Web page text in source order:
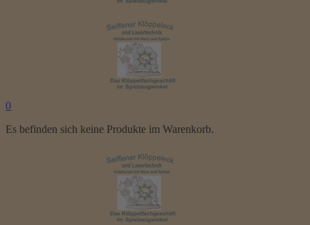
0
Es befinden sich keine Produkte im Warenkorb.